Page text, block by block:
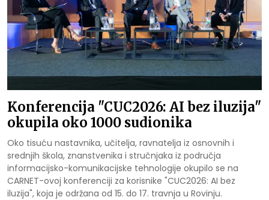
Konferencija "CUC2026: AI bez iluzija"
okupila oko 1000 sudionika
Oko tisuću nastavnika, učitelja, ravnatelja iz osnovnih i
srednjih škola, znanstvenika i stručnjaka iz područja
informacijsko-komunikacijske tehnologije okupilo se na
CARNET-ovoj konferenciji za korisnike "CUC2026: AI bez
iluzija", koja je održana od 15. do 17. travnja u Rovinju.